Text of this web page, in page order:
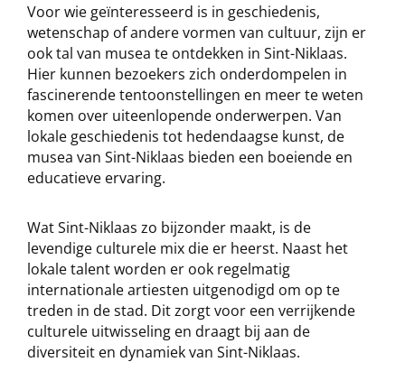
Voor wie geïnteresseerd is in geschiedenis,
wetenschap of andere vormen van cultuur, zijn er
ook tal van musea te ontdekken in Sint-Niklaas.
Hier kunnen bezoekers zich onderdompelen in
fascinerende tentoonstellingen en meer te weten
komen over uiteenlopende onderwerpen. Van
lokale geschiedenis tot hedendaagse kunst, de
musea van Sint-Niklaas bieden een boeiende en
educatieve ervaring.
Wat Sint-Niklaas zo bijzonder maakt, is de
levendige culturele mix die er heerst. Naast het
lokale talent worden er ook regelmatig
internationale artiesten uitgenodigd om op te
treden in de stad. Dit zorgt voor een verrijkende
culturele uitwisseling en draagt bij aan de
diversiteit en dynamiek van Sint-Niklaas.